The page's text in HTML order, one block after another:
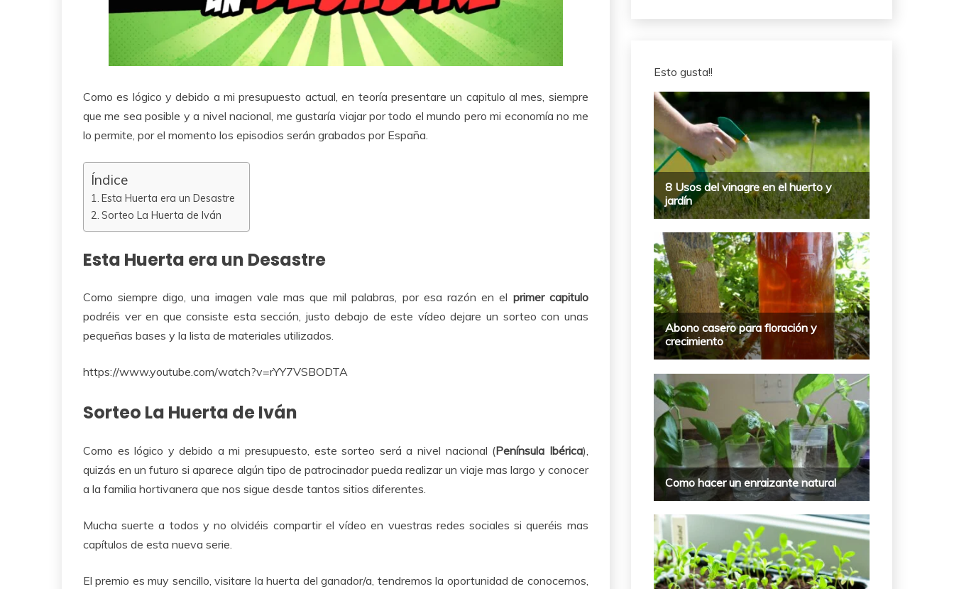
Como es lógico y debido a mi presupuesto actual, en teoría presentare un capitulo al mes, siempre
que me sea posible y a nivel nacional, me gustaría viajar por todo el mundo pero mi economía no me
lo permite, por el momento los episodios serán grabados por España.
Índice
Esta Huerta era un Desastre
Sorteo La Huerta de Iván
Esta Huerta era un Desastre
Como siempre digo, una imagen vale mas que mil palabras, por esa razón en el primer capitulo
podréis ver en que consiste esta sección, justo debajo de este vídeo dejare un sorteo con unas
pequeñas bases y la lista de materiales utilizados.
https://www.youtube.com/watch?v=rYY7VSBODTA
Sorteo La Huerta de Iván
Como es lógico y debido a mi presupuesto, este sorteo será a nivel nacional (Península Ibérica),
quizás en un futuro si aparece algún tipo de patrocinador pueda realizar un viaje mas largo y conocer
a la familia hortivanera que nos sigue desde tantos sitios diferentes.
Mucha suerte a todos y no olvidéis compartir el vídeo en vuestras redes sociales si queréis mas
capítulos de esta nueva serie.
El premio es muy sencillo, visitare la huerta del ganador/a, tendremos la oportunidad de conocernos,
Esto gusta!!